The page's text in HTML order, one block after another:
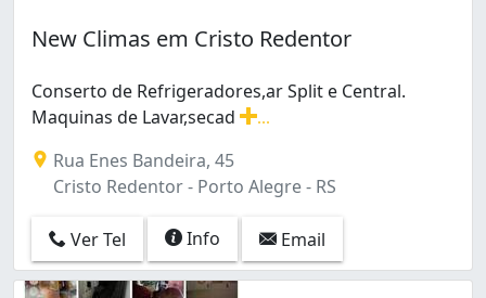
New Climas em Cristo Redentor
Conserto de Refrigeradores,ar Split e Central.
Maquinas de Lavar,secad
Rua Enes Bandeira, 45
Cristo Redentor - Porto Alegre - RS
Ver Tel Info Email